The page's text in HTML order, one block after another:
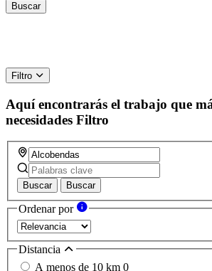
Filtro
Aquí encontrarás el trabajo que
necesidades Filtro
Buscar Buscar
Ordenar por
Distancia
A menos de 10 km 0